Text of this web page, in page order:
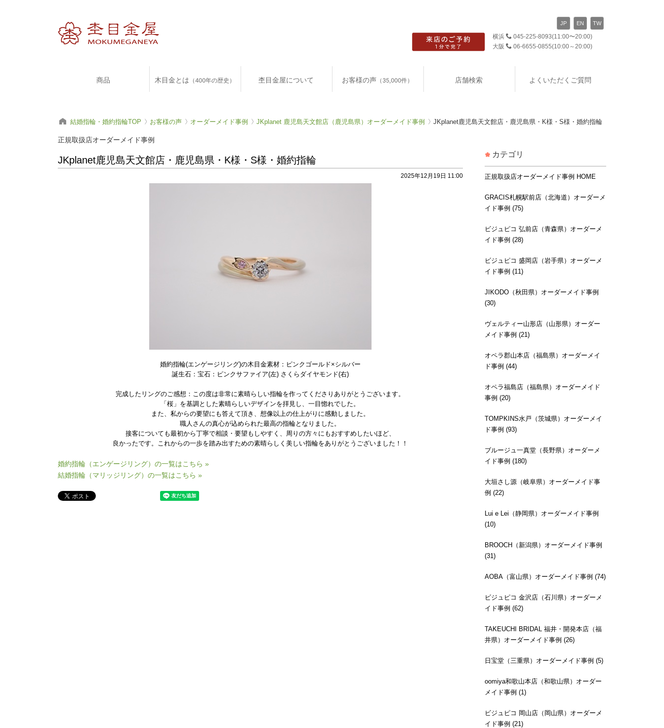
横浜 045-225-8093(11:00〜20:00)
大阪
06-6655-0855(10:00～20:00)
JP EN TW
商品 木目金とは （400年の歴史） 杢目金屋について お客様の声 （35,000件） 店舗検索 よくいただくご質問
結婚指輪・婚約指輪TOP お客様の声 オーダーメイド事例 JKplanet 鹿児島天文館店（鹿児島県）オーダーメイド事例 JKplanet鹿児島天文館店・鹿児島県・K様・S様・婚約指輪
正規取扱店オーダーメイド事例
JKplanet鹿児島天文館店・鹿児島県・K様・S様・婚約指輪
2025年12月19日 11:00
婚約指輪(エンゲージリング)の木目金素材：ピンクゴールド×シルバー
誕生石：宝石：ピンクサファイア(左) さくらダイヤモンド(右)
完成したリングのご感想：この度は非常に素晴らしい指輪を作ってくださりありがとうございます。
「桜」を基調とした素晴らしいデザインを拝見し、一目惚れでした。
また、私からの要望にも答えて頂き、想像以上の仕上がりに感動しました。
職人さんの真心が込められた最高の指輪となりました。
接客についても最初から丁寧で相談・要望もしやすく、周りの方々にもおすすめしたいほど、
良かったです。これからの一歩を踏み出すための素晴らしく美しい指輪をありがとうございました！！
婚約指輪（エンゲージリング）の一覧はこちら »
結婚指輪（マリッジリング）の一覧はこちら »
カテゴリ
正規取扱店オーダーメイド事例 HOME
GRACIS札幌駅前店（北海道）オーダーメ
イド事例 (75)
ビジュピコ 弘前店（青森県）オーダーメ
イド事例 (28)
ビジュピコ 盛岡店（岩手県）オーダーメ
イド事例 (11)
JIKODO（秋田県）オーダーメイド事例
(30)
ヴェルティー山形店（山形県）オーダー
メイド事例 (21)
オペラ郡山本店（福島県）オーダーメイ
ド事例 (44)
オペラ福島店（福島県）オーダーメイド
事例 (20)
TOMPKINS水戸（茨城県）オーダーメイ
ド事例 (93)
ブルージュ一真堂（長野県）オーダーメ
イド事例 (180)
大垣さし源（岐阜県）オーダーメイド事
例 (22)
Lui e Lei（静岡県）オーダーメイド事例
(10)
BROOCH（新潟県）オーダーメイド事例
(31)
AOBA（富山県）オーダーメイド事例 (74)
ビジュピコ 金沢店（石川県）オーダーメ
イド事例 (62)
TAKEUCHI BRIDAL 福井・開発本店（福
井県）オーダーメイド事例 (26)
日宝堂（三重県）オーダーメイド事例 (5)
oomiya和歌山本店（和歌山県）オーダー
メイド事例 (1)
ビジュピコ 岡山店（岡山県）オーダーメ
イド事例 (21)